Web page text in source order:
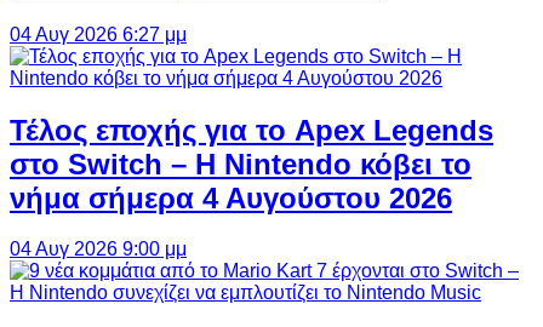
04 Αυγ 2026 6:27 μμ
Τέλος εποχής για το Apex Legends
στο Switch – Η Nintendo κόβει το
νήμα σήμερα 4 Αυγούστου 2026
04 Αυγ 2026 9:00 μμ